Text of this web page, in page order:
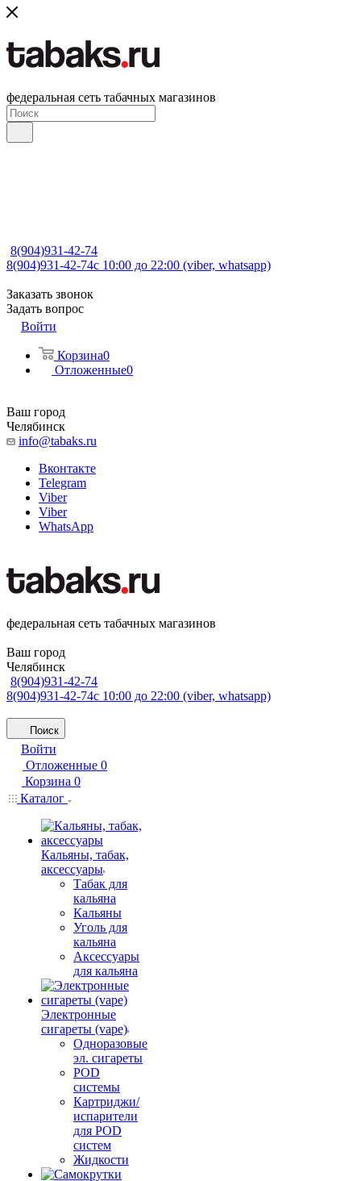
федеральная сеть табачных магазинов
8(904)931-42-74
8(904)931-42-74с 10:00 до 22:00 (viber, whatsapp)
Заказать звонок
Задать вопрос
Войти
Корзина0
Отложенные0
Ваш город
Челябинск
info@tabaks.ru
Вконтакте
Telegram
Viber
Viber
WhatsApp
федеральная сеть табачных магазинов
Ваш город
Челябинск
8(904)931-42-74
8(904)931-42-74с 10:00 до 22:00 (viber, whatsapp)
Поиск
Войти
Отложенные 0
Корзина 0
Каталог
Кальяны, табак,
аксессуары
Табак для
кальяна
Кальяны
Уголь для
кальяна
Аксессуары
для кальяна
Электронные
сигареты (vape)
Одноразовые
эл. сигареты
POD
системы
Картриджи/
испарители
для POD
систем
Жидкости